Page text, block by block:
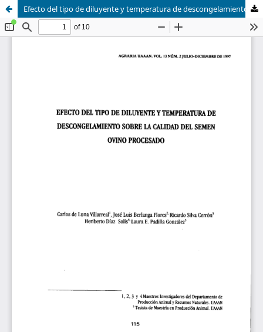
Efecto del tipo de diluyente y temperatura de descongelamiento sobre la calidad del semen ovino procesado